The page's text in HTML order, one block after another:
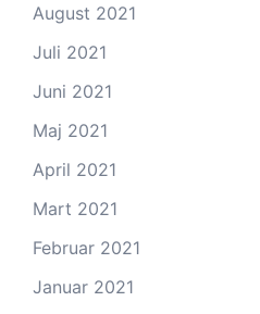
August 2021
Juli 2021
Juni 2021
Maj 2021
April 2021
Mart 2021
Februar 2021
Januar 2021